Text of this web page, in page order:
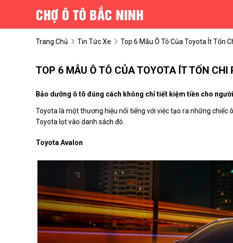
Trang Chủ Tin Tức Xe Top 6 Mẫu Ô Tô Của Toyota Ít Tốn
TOP 6 MẪU Ô TÔ CỦA TOYOTA ÍT TỐN CHI
Bảo dưỡng ô tô đúng cách không chỉ tiết kiệm tiền cho
Toyota là một thương hiệu nổi tiếng với việc tạo ra những chiếc
Toyota lọt vào danh sách đó.
Toyota Avalon